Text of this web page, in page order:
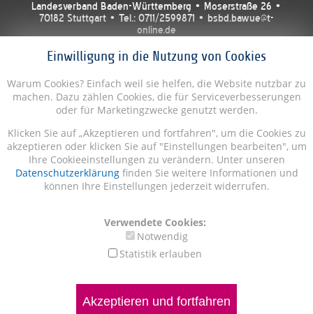
Einwilligung in die Nutzung von Cookies
Warum Cookies? Einfach weil sie helfen, die Website nutzbar zu
machen. Dazu zählen Cookies, die für Serviceverbesserungen
oder für Marketingzwecke genutzt werden.
Klicken Sie auf „Akzeptieren und fortfahren", um die Cookies zu
akzeptieren oder klicken Sie auf "Einstellungen bearbeiten", um
Ihre Cookieeinstellungen zu verändern. Unter unseren
Datenschutzerklärungfinden Sie weitere Informationen und
können Ihre Einstellungen jederzeit widerrufen.
Verwendete Cookies:
Notwendig
Statistik erlauben
Akzeptieren und fortfahren
Landesverband Baden-Württemberg • Moserstraße 26 •
70182 Stuttgart • Tel.: 0711/2599871 • bsbd.bawue@t-
online.de